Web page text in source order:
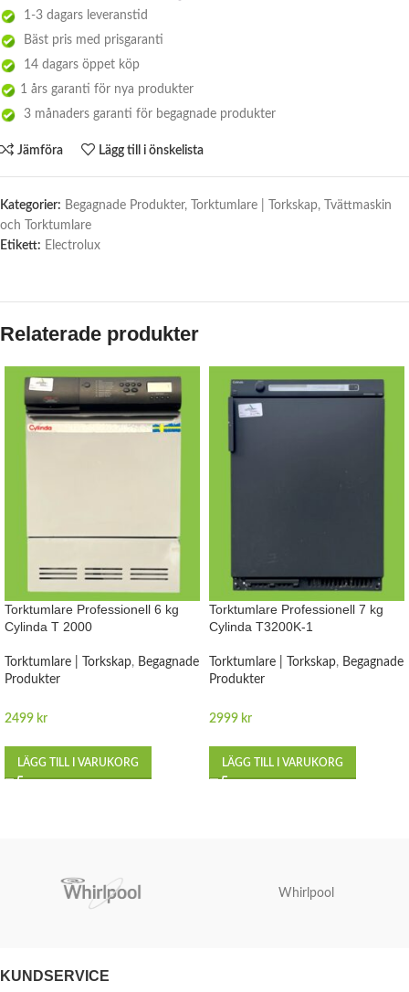
1-3 dagars leveranstid
Bäst pris med prisgaranti
14 dagars öppet köp
1 års garanti för nya produkter
3 månaders garanti för begagnade produkter
Jämföra Lägg till i önskelista
Kategorier: Begagnade Produkter, Torktumlare | Torkskap,
Tvättmaskin
och Torktumlare
Etikett: Electrolux
Relaterade produkter
Torktumlare Professionell 6 kg
Cylinda T 2000
Torktumlare | Torkskap, Begagnade
Produkter
2499 kr
LÄGG TILL I VARUKORG
Torktumlare Professionell 7 kg
Cylinda T3200K-1
Torktumlare | Torkskap, Begagnade
Produkter
2999 kr
LÄGG TILL I VARUKORG
Whirlpool
KUNDSERVICE